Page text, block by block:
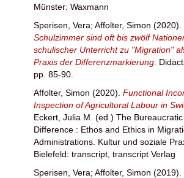
Münster: Waxmann
Sperisen, Vera; Affolter, Simon (2020).
Schulzimmer sind oft bis zwölf
schulischer Unterricht zu "Migration"
Praxis der Differenzmarkierung.
pp. 85-90.
Affolter, Simon (2020). Functional
Inspection of Agricultural Labour in
Eckert, Julia M. (ed.) The
Difference : Ethos and Ethics in
Administrations. Kultur und soziale
Bielefeld: transcript, transcript Verlag
Sperisen, Vera; Affolter, Simon (2019).